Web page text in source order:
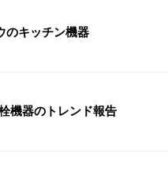
のキッチン機器
機器のトレンド報告